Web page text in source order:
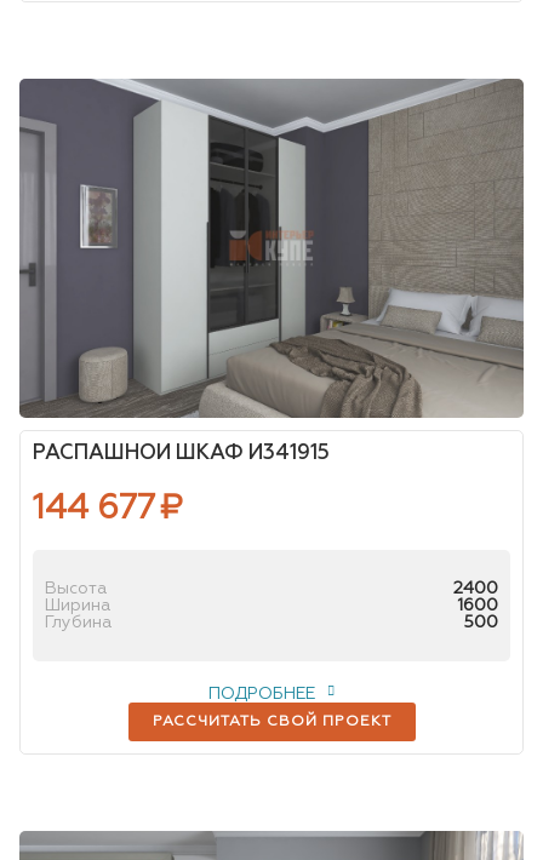
РАСПАШНОЙ ШКАФ И341915
144 677₽
Высота
2400
Ширина
1600
Глубина
500
РАССЧИТАТЬ СВОЙ ПРОЕКТ
ПОДРОБНЕЕ